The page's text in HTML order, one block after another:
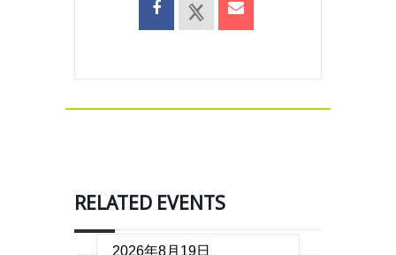
RELATED EVENTS
2026年8月19日